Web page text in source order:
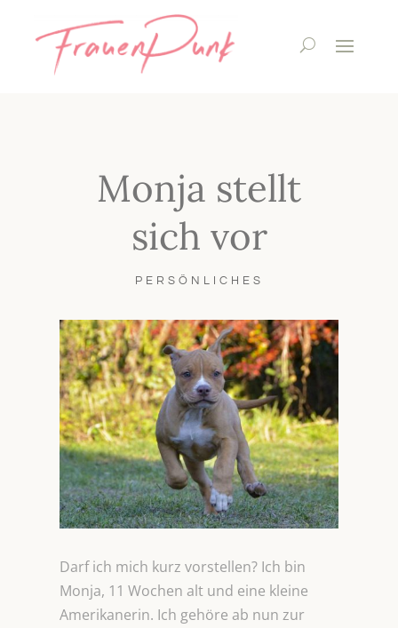
Monja stellt
sich vor
PERSÖNLICHES
Darf ich mich kurz vorstellen? Ich bin
Monja, 11 Wochen alt und eine kleine
Amerikanerin. Ich gehöre ab nun zur